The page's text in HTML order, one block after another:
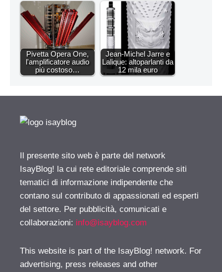
Pivetta Opera One,
l'amplificatore audio
più costoso…
Jean-Michel Jarre e
Lalique: altoparlanti da
12 mila euro
Il presente sito web è parte del network
IsayBlog! la cui rete editoriale comprende siti
tematici di informazione indipendente che
contano sul contributo di appassionati ed esperti
del settore. Per pubblicità, comunicati e
collaborazioni: info@isayblog.com
This website is part of the IsayBlog! network. For
advertising, press releases and other